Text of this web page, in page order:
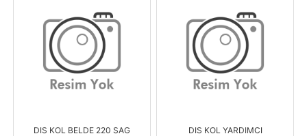
DIS KOL BELDE 220 SAG DIS KOL YARDIMCI